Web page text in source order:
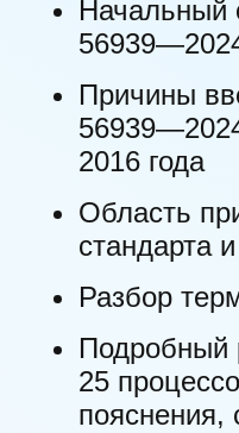
обеспечения
программного
эксплуатации
уязвимостях.
24. Поиск
обеспечении при
25. Обеспечение
выводе
Начальный
Причины
2016 года
Область
стандарта
Разбор
Подробный
25
пояснения,